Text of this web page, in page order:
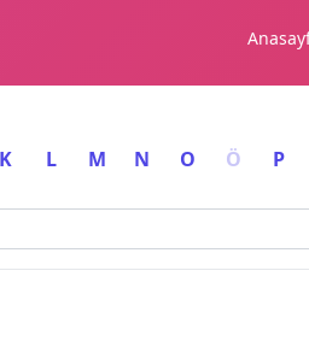
K L M N O Ö P